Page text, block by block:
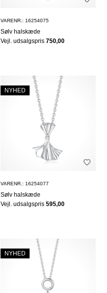
VARENR.: 16254075
Sølv halskæde
Vejl. udsalgspris750,00
NYHED
VARENR.: 16254077
Sølv halskæde
Vejl. udsalgspris595,00
NYHED